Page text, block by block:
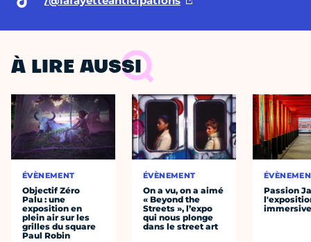
À LIRE AUSSI
ÉVÈNEMENT
Objectif Zéro
Palu : une
exposition en
plein air sur les
grilles du square
Paul Robin
ÉVÈNEMENT
On a vu, on a aimé
« Beyond the
Streets », l’expo
qui nous plonge
dans le street art
Passion